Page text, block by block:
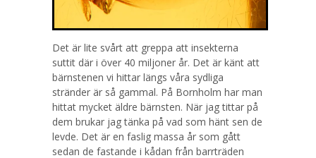
Det är lite svårt att greppa att insekterna
suttit där i över 40 miljoner år. Det är känt att
bärnstenen vi hittar längs våra sydliga
stränder är så gammal. På Bornholm har man
hittat mycket äldre bärnsten. När jag tittar på
dem brukar jag tänka på vad som hänt sen de
levde. Det är en faslig massa år som gått
sedan de fastande i kådan från barrträden